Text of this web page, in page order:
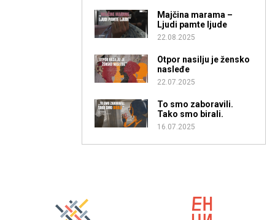
Majčina marama –
Ljudi pamte ljude
22.08.2025
Otpor nasilju je žensko
nasleđe
22.07.2025
To smo zaboravili.
Tako smo birali.
16.07.2025